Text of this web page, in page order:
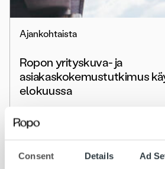
Consent Details Ad
Ajankohtaista
Ropon yrityskuva- ja
asiakaskokemustutkimus
elokuussa
Lue lisää